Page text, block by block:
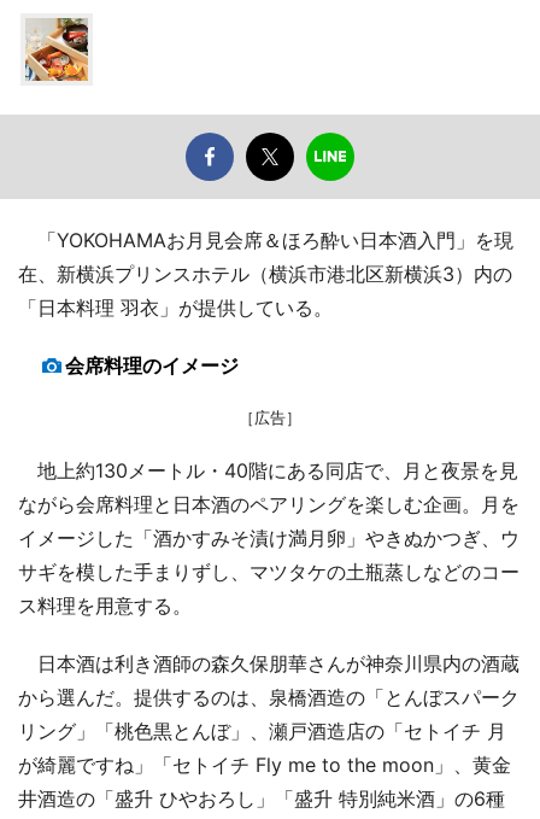
「YOKOHAMAお月見会席＆ほろ酔い日本酒入門」を現
在、新横浜プリンスホテル（横浜市港北区新横浜3）内の
「日本料理 羽衣」が提供している。
会席料理のイメージ
［広告］
地上約130メートル・40階にある同店で、月と夜景を見
ながら会席料理と日本酒のペアリングを楽しむ企画。月を
イメージした「酒かすみそ漬け満月卵」やきぬかつぎ、ウ
サギを模した手まりずし、マツタケの土瓶蒸しなどのコー
ス料理を用意する。
日本酒は利き酒師の森久保朋華さんが神奈川県内の酒蔵
から選んだ。提供するのは、泉橋酒造の「とんぼスパーク
リング」「桃色黒とんぼ」、瀬戸酒造店の「セトイチ 月
が綺麗ですね」「セトイチ Fly me to the moon」、黄金
井酒造の「盛升 ひやおろし」「盛升 特別純米酒」の6種